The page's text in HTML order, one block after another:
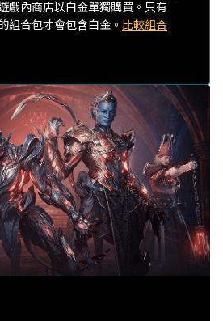
戲內商店以白金單獨購買。只有
組合包才會包含白金。 比較組合